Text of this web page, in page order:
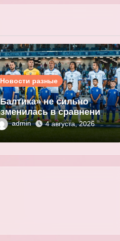
Новости разные
не сильно
в сравнении
прошлым сезоном» —
admin 4 августа, 2026